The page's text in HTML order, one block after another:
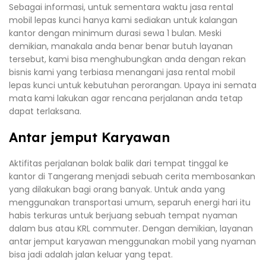
Sebagai informasi, untuk sementara waktu jasa rental
mobil lepas kunci hanya kami sediakan untuk kalangan
kantor dengan minimum durasi sewa 1 bulan. Meski
demikian, manakala anda benar benar butuh layanan
tersebut, kami bisa menghubungkan anda dengan rekan
bisnis kami yang terbiasa menangani jasa rental mobil
lepas kunci untuk kebutuhan perorangan. Upaya ini semata
mata kami lakukan agar rencana perjalanan anda tetap
dapat terlaksana.
Antar jemput Karyawan
Aktifitas perjalanan bolak balik dari tempat tinggal ke
kantor di Tangerang menjadi sebuah cerita membosankan
yang dilakukan bagi orang banyak. Untuk anda yang
menggunakan transportasi umum, separuh energi hari itu
habis terkuras untuk berjuang sebuah tempat nyaman
dalam bus atau KRL commuter. Dengan demikian, layanan
antar jemput karyawan menggunakan mobil yang nyaman
bisa jadi adalah jalan keluar yang tepat.